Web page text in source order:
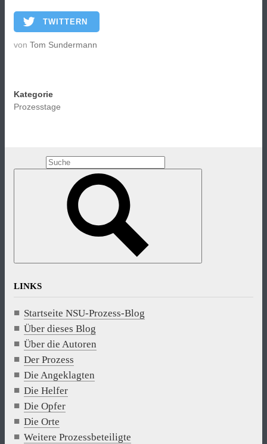
TWITTERN
von Tom Sundermann
Kategorie
Prozesstage
LINKS
Startseite NSU-Prozess-Blog
Über dieses Blog
Über die Autoren
Der Prozess
Die Angeklagten
Die Helfer
Die Opfer
Die Orte
Weitere Prozessbeteiligte